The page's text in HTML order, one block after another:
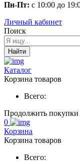
Пн-Пт: с 10:00 до
Личный кабинет
Поиск
Найти
Каталог
Корзина товаров
Всего:
Продолжить покупки
0
Корзина
Корзина товаров
Всего: